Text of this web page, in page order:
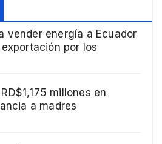
vender energía a Ecuador
por los
millones en
a madres